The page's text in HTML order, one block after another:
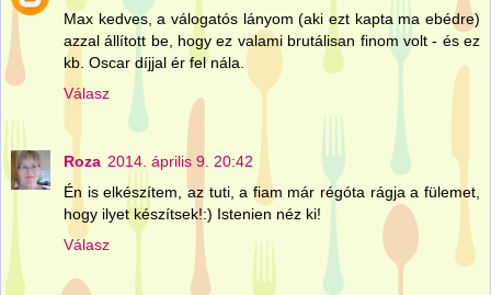
Max kedves, a válogatós lányom (aki ezt kapta ma ebédre)
azzal állított be, hogy ez valami brutálisan finom volt - és ez
kb. Oscar díjjal ér fel nála.
Válasz
Roza 2014. április 9. 20:42
Én is elkészítem, az tuti, a fiam már régóta rágja a fülemet,
hogy ilyet készítsek!:) Istenien néz ki!
Válasz